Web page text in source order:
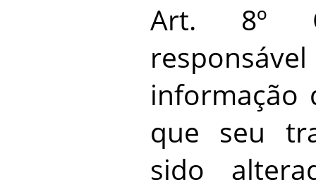
Art. 8º
informação
que seu
sido